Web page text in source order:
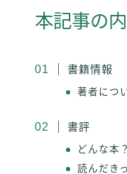
本記事の
書籍情報
著者につ
書評
どんな本？
読んだき